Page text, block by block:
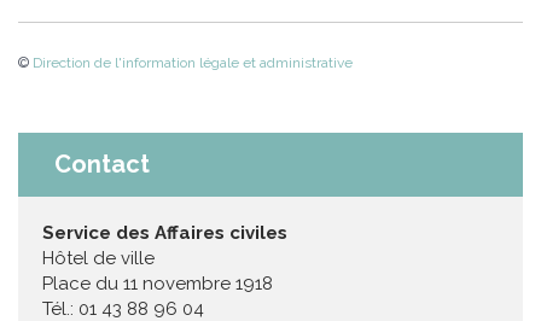
© Direction de l'information légale et administrative
Contact
Service des Affaires civiles
Hôtel de ville
Place du 11 novembre 1918
Tél.: 01 43 88 96 04